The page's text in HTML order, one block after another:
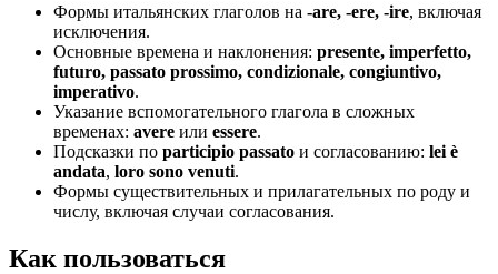
Формы итальянских глаголов на -are, -ere, -ire, включая
исключения.
Основные времена и наклонения: presente, imperfetto,
futuro, passato prossimo, condizionale, congiuntivo,
imperativo.
Указание вспомогательного глагола в сложных
временах: avere или essere.
Подсказки по participio passato и согласованию: lei è
andata, loro sono venuti.
Формы существительных и прилагательных по роду и
числу, включая случаи согласования.
Как пользоваться